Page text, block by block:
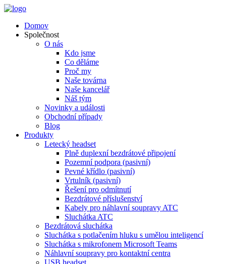
Domov
Společnost
O nás
Kdo jsme
Co děláme
Proč my
Naše továrna
Naše kancelář
Náš tým
Novinky a události
Obchodní případy
Blog
Produkty
Letecký headset
Plně duplexní bezdrátové připojení
Pozemní podpora (pasivní)
Pevné křídlo (pasivní)
Vrtulník (pasivní)
Řešení pro odmítnutí
Bezdrátové příslušenství
Kabely pro náhlavní soupravy ATC
Sluchátka ATC
Bezdrátová sluchátka
Sluchátka s potlačením hluku s umělou inteligencí
Sluchátka s mikrofonem Microsoft Teams
Náhlavní soupravy pro kontaktní centra
USB headset